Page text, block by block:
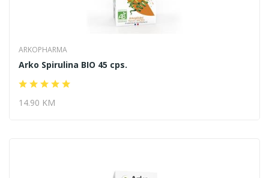
ARKOPHARMA
Arko Spirulina BIO 45 cps.
14.90 KM